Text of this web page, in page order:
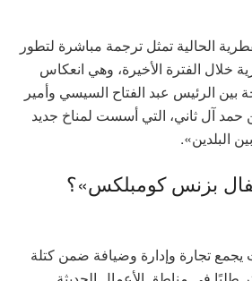
الحالية تمثل ترجمة مباشرة لتطور
خلال الفترة الأخيرة، وهي انعكاس
بين الرئيس عبد الفتاح السيسي وأمير
حمد آل ثاني، التي أسست لمناخ جديد
البلدين».
بزنس كومبلكس»؟
يجمع تجارة وإدارة وضيافة ضمن كتلة